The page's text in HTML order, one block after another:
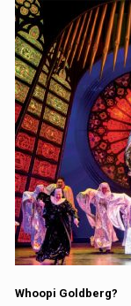
Whoopi Goldberg?